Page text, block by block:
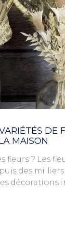
DE
MAISON
fleurs ? Les
des milliers
décorations